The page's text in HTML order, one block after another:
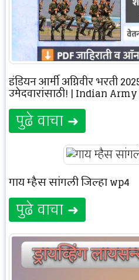
इंडियन आर्मी अग्निवीर भरती
उमेदवारांसाठी! | Indian
पुढे वाचा ➜
गाय म्हैस सांगली जिल्हा wp4
पुढे वाचा ➜